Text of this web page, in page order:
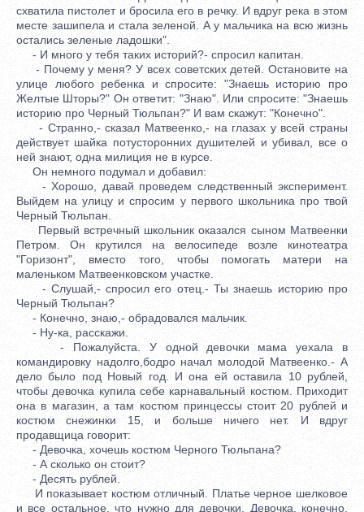
схватила пистолет и бросила его в речку. И вдруг река в этом
месте зашипела и стала зеленой. А у мальчика на всю жизнь
остались зеленые ладошки".
- И много у тебя таких историй?- спросил капитан.
- Почему у меня? У всех советских детей. Остановите на
улице любого ребенка и спросите: "Знаешь историю про
Желтые Шторы?" Он ответит: "Знаю". Или спросите: "Знаешь
историю про Черный Тюльпан?" И вам скажут: "Конечно".
- Странно,- сказал Матвеенко,- на глазах у всей страны
действует шайка потусторонних душителей и убивал, все о
ней знают, одна милиция не в курсе.
Он немного подумал и добавил:
- Хорошо, давай проведем следственный эксперимент.
Выйдем на улицу и спросим у первого школьника про твой
Черный Тюльпан.
Первый встречный школьник оказался сыном Матвеенки
Петром. Он крутился на велосипеде возле кинотеатра
"Горизонт", вместо того, чтобы помогать матери на
маленьком Матвеенковском участке.
- Слушай,- спросил его отец.- Ты знаешь историю про
Черный Тюльпан?
- Конечно, знаю,- обрадовался мальчик.
- Ну-ка, расскажи.
- Пожалуйста. У одной девочки мама уехала в
командировку надолго,бодро начал молодой Матвеенко.- А
дело было под Новый год. И она ей оставила 10 рублей,
чтобы девочка купила себе карнавальный костюм. Приходит
она в магазин, а там костюм принцессы стоит 20 рублей и
костюм снежинки 15, и больше ничего нет. И вдруг
продавщица говорит:
- Девочка, хочешь костюм Черного Тюльпана?
- А сколько он стоит?
- Десять рублей.
И показывает костюм отличный. Платье черное шелковое
и все остальное, что нужно для девочки. Девочка, конечно,